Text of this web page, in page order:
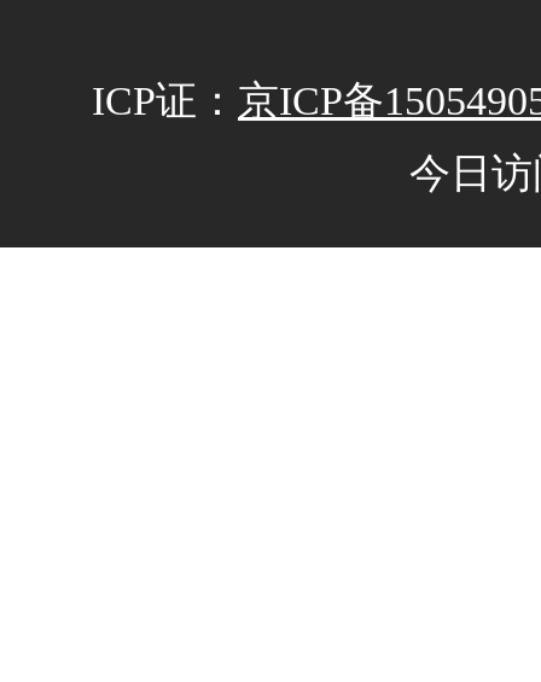
ICP证： 京ICP备
今日